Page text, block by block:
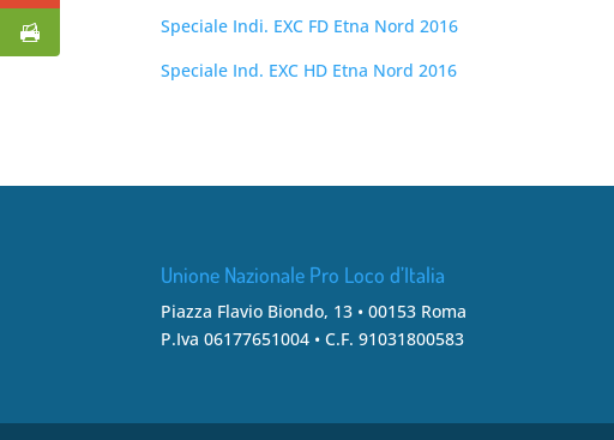
Speciale Indi. EXC FD Etna Nord 2016
Speciale Ind. EXC HD Etna Nord 2016
Unione Nazionale Pro Loco d’Italia
Piazza Flavio Biondo, 13 • 00153 Roma
P.Iva 06177651004 • C.F. 91031800583